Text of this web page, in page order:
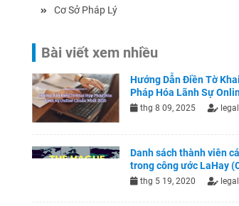
Cơ Sở Pháp Lý
Bài viết xem nhiều
Hướng Dẫn Điền Tờ
Pháp Hóa Lãnh Sự
thg 8 09, 2025
Danh sách thành viên
trong công ước LaHay
thg 5 19, 2020